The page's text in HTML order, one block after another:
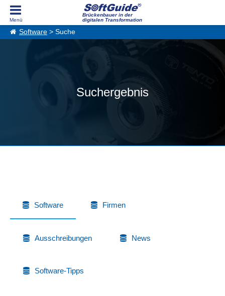
Brückenbauer in der
digitalen Transformation
Software > Suche
Suchergebnis
Software Firmen
Ausschreibungen News
Software-Tipps